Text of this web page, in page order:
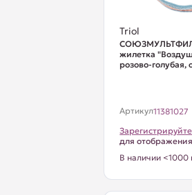
Triol
жилетка
розово-голубая,
Артикул11381027
для
В наличии <1000